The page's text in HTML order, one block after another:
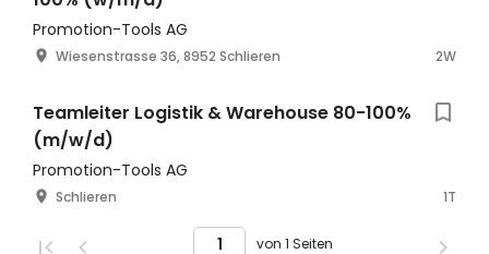
Promotion-Tools AG
Wiesenstrasse 36, 8952 Schlieren 2W
Teamleiter Logistik & Warehouse 80-100%
(m/w/d)
Promotion-Tools AG
Schlieren 1T
von 1 Seiten